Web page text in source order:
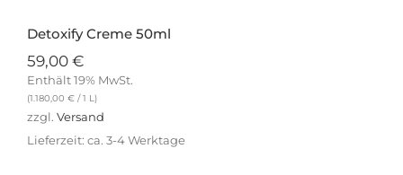
Detoxify Creme 50ml
59,00 €
Enthält 19% MwSt.
(1.180,00 € / 1 L)
zzgl. Versand
Lieferzeit: ca. 3-4 Werktage